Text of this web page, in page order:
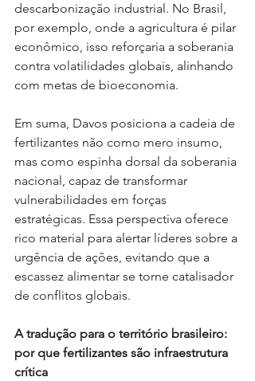
descarbonização industrial. No Brasil,
por exemplo, onde a agricultura é pilar
econômico, isso reforçaria a soberania
contra volatilidades globais, alinhando
com metas de bioeconomia.
Em suma, Davos posiciona a cadeia de
fertilizantes não como mero insumo,
mas como espinha dorsal da soberania
nacional, capaz de transformar
vulnerabilidades em forças
estratégicas. Essa perspectiva oferece
rico material para alertar líderes sobre a
urgência de ações, evitando que a
escassez alimentar se torne catalisador
de conflitos globais.
A tradução para o território brasileiro:
por que fertilizantes são infraestrutura
crítica